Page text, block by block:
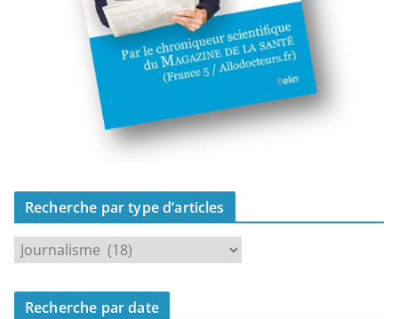
Recherche par type d’articles
c
Recherche par date